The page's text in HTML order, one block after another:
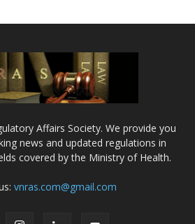
Affairs Society. We provide you
news and updated regulations in
covered by the Ministry of Health.
vnras.com@gmail.com